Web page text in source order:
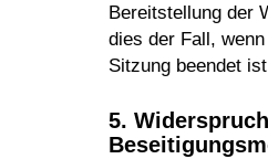
Bereit­stel­lung der
dies der Fall,
Sitzung beendet
5.